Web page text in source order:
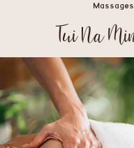
Massages
Tui Na